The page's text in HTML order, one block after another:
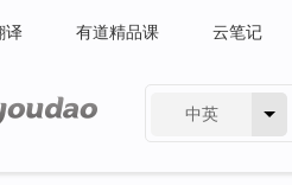
译 有道精品课 云笔记
中英